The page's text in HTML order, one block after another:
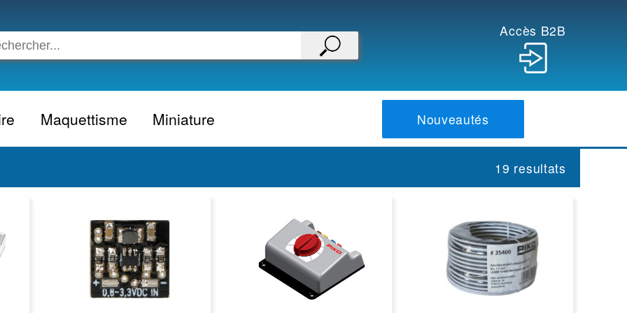
Accès B2B
Maquettisme Miniature
24h du Mans
Rallye
Camion
Moto
Nouveautés
19 resultats